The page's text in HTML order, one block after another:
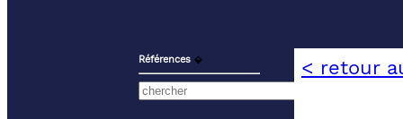
Références ⬙ < retour